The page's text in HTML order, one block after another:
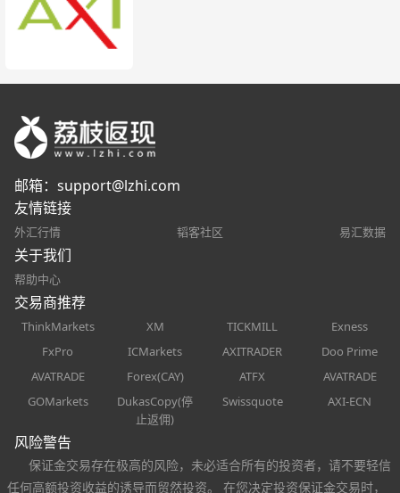
邮箱： support@lzhi.com
友情链接
外汇行情 韬客社区 易汇数据
关于我们
帮助中心
交易商推荐
ThinkMarkets XM TICKMILL
Exness
FxPro
ICMarkets AXITRADER
Doo Prime
AVATRADE
Forex(CAY) ATFX
AVATRADE
GOMarkets
DukasCopy(停
止返佣)
Swissquote AXI-ECN
风险警告
保证金交易存在极高的风险，未必适合所有的投资者，请不要轻信
任何高额投资收益的诱导而贸然投资。 在您决定投资保证金交易时，